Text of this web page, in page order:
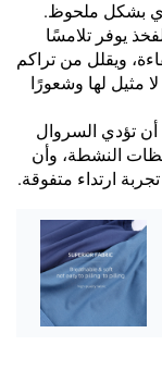
بشكل ملحوظ.
يوفر تلامسًا
ويقلل من تراكم
مثيل لها وشعورًا
تؤدي السروال
النشطة، وأن
ارتداء متفوقة.